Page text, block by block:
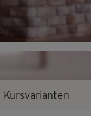
Kursvarianten